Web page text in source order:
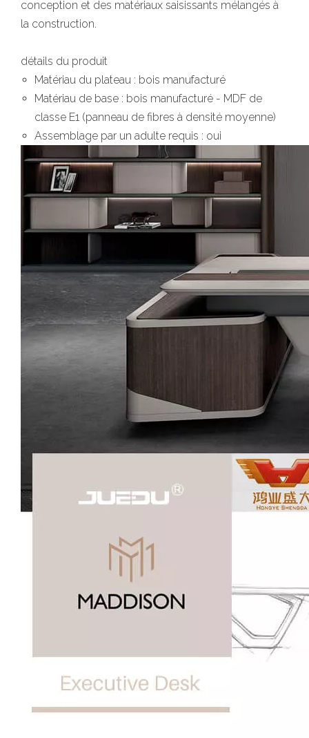
conception et des matériaux saisissants mélangés à
la construction.
détails du produit
Matériau du plateau : bois manufacturé
Matériau de base : bois manufacturé - MDF de
classe E1 (panneau de fibres à densité moyenne)
Assemblage par un adulte requis : oui